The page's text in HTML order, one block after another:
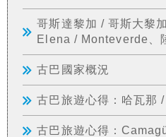
哥斯達黎加 / 哥斯大黎
Elena / Monteverde、
古巴國家概況
古巴旅遊心得：哈瓦那
古巴旅遊心得：